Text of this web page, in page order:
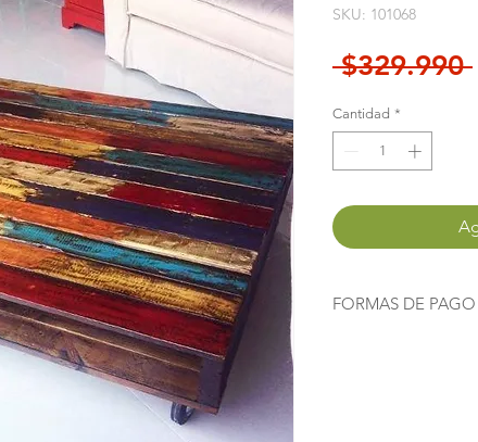
SKU: 101068
$329.990
Cantidad *
FORMAS DE PAGO